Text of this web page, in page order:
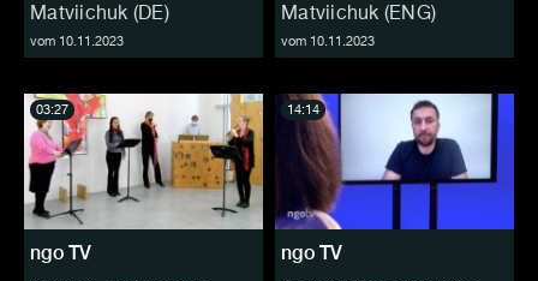
Matviichuk (DE)
vom 10.11.2023
Matviichuk (ENG)
vom 10.11.2023
ngo TV
03:27
ngo TV
14:14